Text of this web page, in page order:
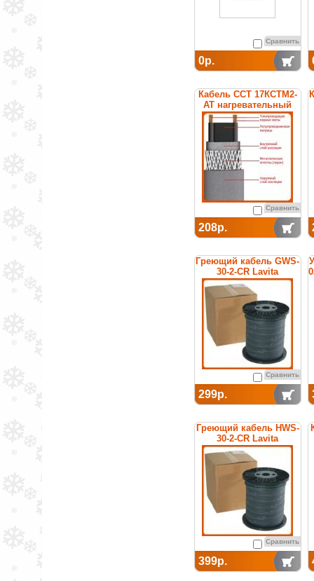
Сравнить
0р.
Кабель ССТ 17КСТМ2-
АТ нагревательный
саморегулирующийся
Сравнить
208р.
Греющий кабель GWS-
30-2-CR Lavita
Сравнить
299р.
Греющий кабель HWS-
30-2-CR Lavita
Сравнить
399р.